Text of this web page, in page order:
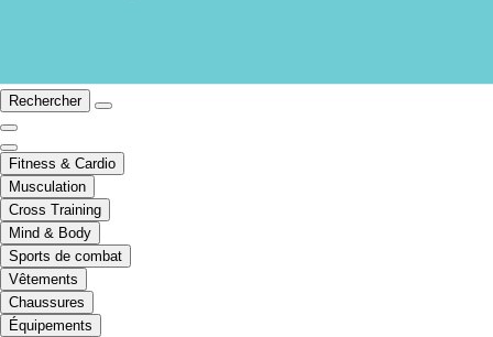
Rechercher
Fitness & Cardio
Musculation
Cross Training
Mind & Body
Sports de combat
Vêtements
Chaussures
Équipements